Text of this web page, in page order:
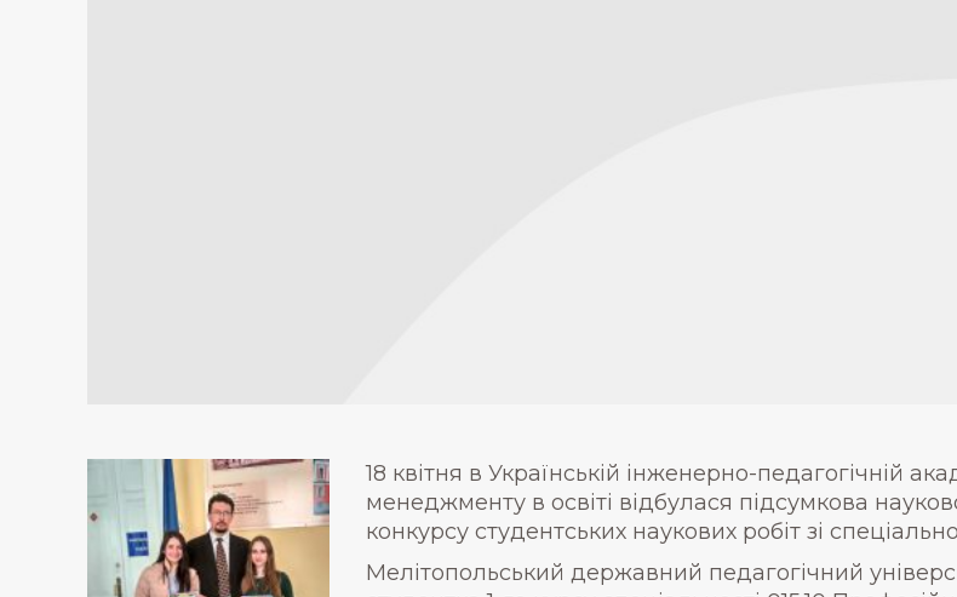
18 квітня в Українській інженерно-педагогічній
менеджменту в освіті відбулася підсумкова
конкурсу студентських наукових робіт зі
Мелітопольський державний педагогічний